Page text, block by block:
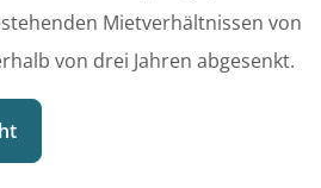
Mietverhältnissen von
von drei Jahren abgesenkt.